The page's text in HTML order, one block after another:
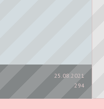
25.08.2021
294